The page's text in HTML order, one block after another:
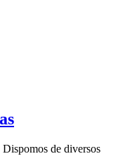
de diversos